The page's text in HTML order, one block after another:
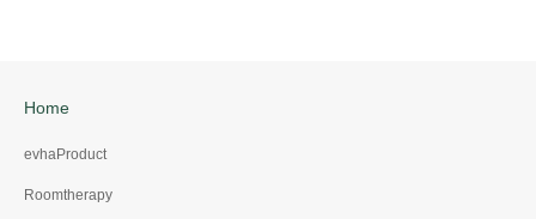
Home
evhaProduct
Roomtherapy